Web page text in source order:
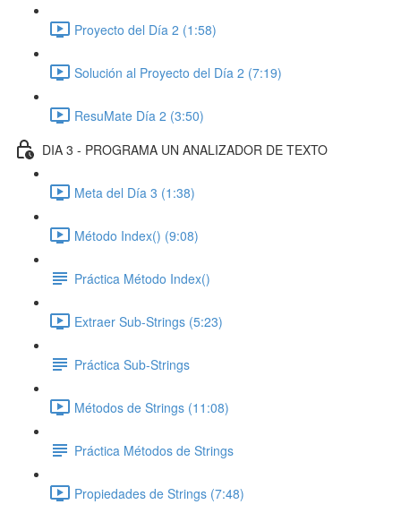
Proyecto del Día 2 (1:58)
Solución al Proyecto del Día 2 (7:19)
ResuMate Día 2 (3:50)
DIA 3 - PROGRAMA UN ANALIZADOR DE TEXTO
Meta del Día 3 (1:38)
Método Index() (9:08)
Práctica Método Index()
Extraer Sub-Strings (5:23)
Práctica Sub-Strings
Métodos de Strings (11:08)
Práctica Métodos de Strings
Propiedades de Strings (7:48)